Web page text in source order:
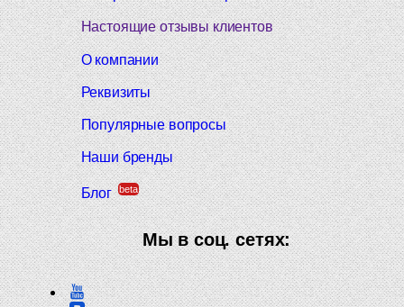
Настоящие отзывы клиентов
О компании
Реквизиты
Популярные вопросы
Наши бренды
Блог beta
Мы в соц. сетях: